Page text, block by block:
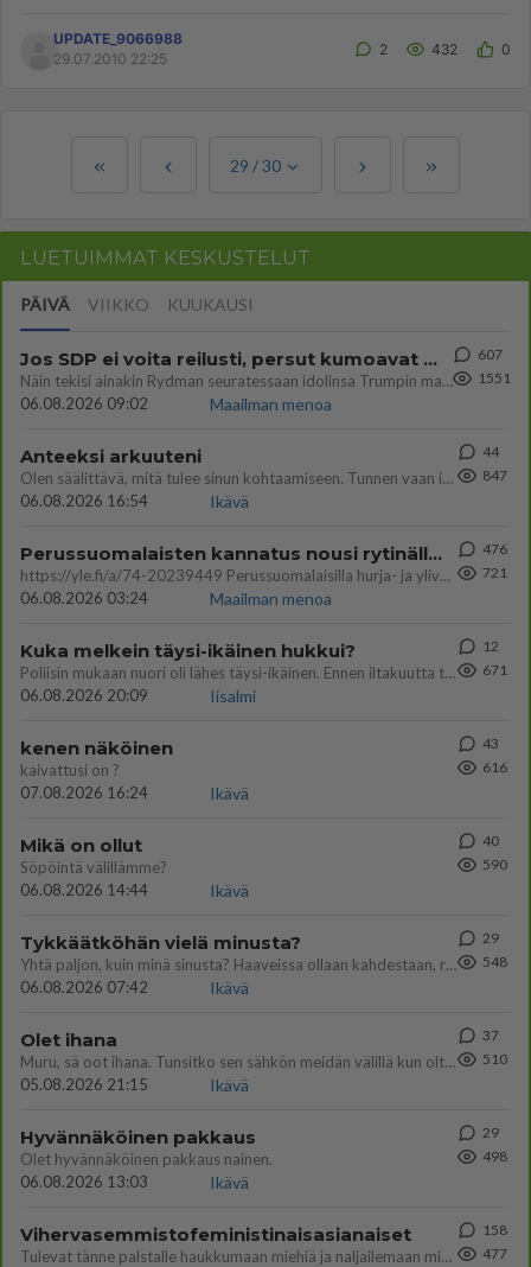
UPDATE_9066988
29.07.2010 22:25
2 432 0
29 /30
LUETUIMMAT KESKUSTELUT
PÄIVÄ VIIKKO KUUKAUSI
Jos SDP ei voita reilusti, persut kumoavat demokratian Suomesta
Näin tekisi ainakin Rydman seuratessaan idolinsa Trumpin mallia https://www.is.fi/politiikka/art-2000012187244.html
06.08.2026 09:02
Maailman menoa
607
1551
Anteeksi arkuuteni
Olen säälittävä, mitä tulee sinun kohtaamiseen. Tunnen vaan itseni todella epävarmaksi sun kanssa. Jos minun olisi pitän
06.08.2026 16:54
Ikävä
44
847
Perussuomalaisten kannatus nousi rytinällä Ylen tänään julkaisemassa tuoreimmassa gallup-kyselyssä.
https://yle.fi/a/74-20239449 Perussuomalaisilla hurja- ja ylivoimaisesti suurin nousu tässä uudessa Ylen gallupissa. Kyl
06.08.2026 03:24
Maailman menoa
476
721
Kuka melkein täysi-ikäinen hukkui?
Poliisin mukaan nuori oli lähes täysi-ikäinen. Ennen iltakuutta tulleen ilmoituksen mukaan ihminen oli joutunut mahdoll
06.08.2026 20:09
Iisalmi
12
671
kenen näköinen
kaivattusi on ?
07.08.2026 16:24
Ikävä
43
616
Mikä on ollut
Söpöintä välillämme?
06.08.2026 14:44
Ikävä
40
590
Tykkäätköhän vielä minusta?
Yhtä paljon, kuin minä sinusta? Haaveissa ollaan kahdestaan, rauhassa ja lähennytään fyysisesti ja tutustutaan syvemmin
06.08.2026 07:42
Ikävä
29
548
Olet ihana
Muru, sä oot ihana. Tunsitko sen sähkön meidän välillä kun oltiin ihan låhekkäin? 👩‍❤️‍👩❤️😼😘
05.08.2026 21:15
Ikävä
37
510
Hyvännäköinen pakkaus
Olet hyvännäköinen pakkaus nainen.
06.08.2026 13:03
Ikävä
29
498
Vihervasemmistofeministinaisasianaiset
Tulevat tänne palstalle haukkumaan miehiä ja naljailemaan miehelle, kehuvat olevansa heitä parempia. Itse asuvat MIEHE
158
477